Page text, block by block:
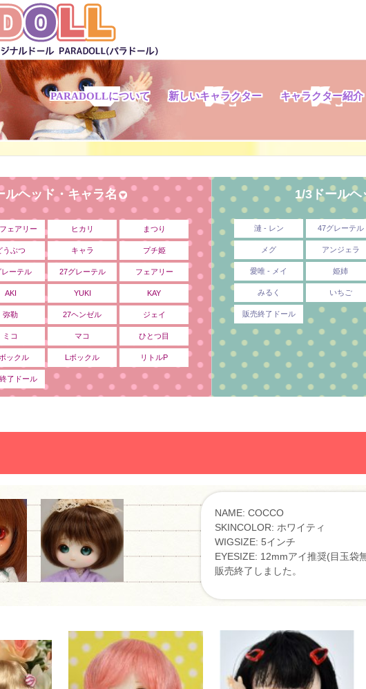
キャラクター紹介
新しいキャラクター
PARADOLLについて
ルヘッド・キャラ名
ェアリー ヒカリ まつり
うぶつ キャラ プチ姫
レーテル 27グレーテル フェアリー
AKI YUKI KAY
弥勒 27ヘンゼル ジェイ
ミコ マコ ひとつ目
ックル Lボックル リトルP
了ドール
1/3ドールヘ
漣 - レン 47グレーテル
メグ アンジェラ
愛唯 - メイ 姫姉
みるく いちご
販売終了ドール
NAME: COCCO
SKINCOLOR: ホワイティ
WIGSIZE: 5インチ
EYESIZE: 12mmアイ推奨(目玉袋
販売終了しました。